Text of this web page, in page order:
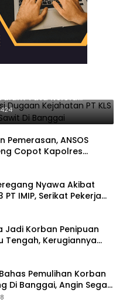
Saksi Dugaan
Tata Kelola
Banggai
Pemerasan, ANSOS
Copot Kapolres
Nyawa Akibat
IMIP, Serikat Pekerja
Jadi Korban Penipuan
Tengah, Kerugiannya
juta
Pemulihan Korban
Di Banggai, Angin Segar